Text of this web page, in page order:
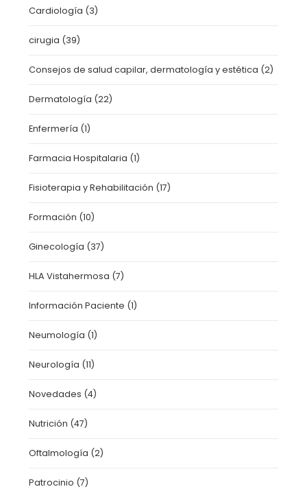
Cardiología (3)
cirugia (39)
Consejos de salud capilar, dermatología y estética (2)
Dermatología (22)
Enfermería (1)
Farmacia Hospitalaria (1)
Fisioterapia y Rehabilitación (17)
Formación (10)
Ginecología (37)
HLA Vistahermosa (7)
Información Paciente (1)
Neumología (1)
Neurología (11)
Novedades (4)
Nutrición (47)
Oftalmología (2)
Patrocinio (7)